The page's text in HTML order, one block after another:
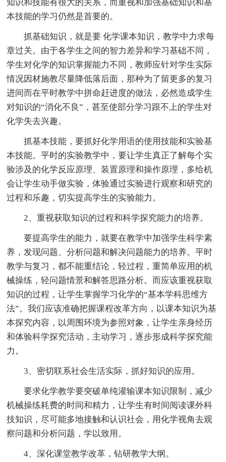
知识和技能有很大的关系，而重视和加强基础知识和基
本技能的学习仍然是首要的。
抓基础知识，就是要 化学课本知识，教学中力求每
章过关。由于各学生之间的智力差异和学习基础不同，
学生对化学的知识掌握能力不同，教师应针对学生实际
情况因材施教尽量降低落后面，那种为了留更多的复习
进间而在平时教学中拼命赶进度的做法，必然造成学生
对知识的“消化不良”，甚至使部分学习跟不上的学生对
化学失去兴趣。
抓基本技能，要抓好化学用语的使用技能和实验基
本技能。平时的实验教学中，要让学生真正了解每个实
验涉及的化学反应原理、装置原理和操作原理，多给机
会让学生动手做实验，体验通过实验进行观察和研究的
过程和乐趣，切实提高学生的实验能力。
2、重视获取知识的过程和科学探究能力的培养。
要提高学生的能力，就要在教学中加强学生科学素
养，发现问题、分析问题和解决问题能力的培养。平时
教学与复习，都不能重结论，轻过程，重简单应用的机
械操练，轻问题情景和解答思路分析。而应该重视获取
知识的过程，让学生掌握学习化学的“基本学科思维方
法”。我们应该准确把握课程改革方向，以课本知识为基
本探究内容，以周围环境为参照对象，让学生亲身经历
和体验科学探究活动，主动学习，逐步形成科学探究能
力。
3、密切联系社会生活实际，抓好知识的应用。
要求化学教学要突破单纯灌输课本知识限制，减少
机械操练耗费的时间和精力，让学生有时间阅读课外科
技知识，尽可能多地接触和认识社会，用化学视角去观
察问题和分析问题，学以致用。
4、深化课堂教学改革，钻研教学大纲。